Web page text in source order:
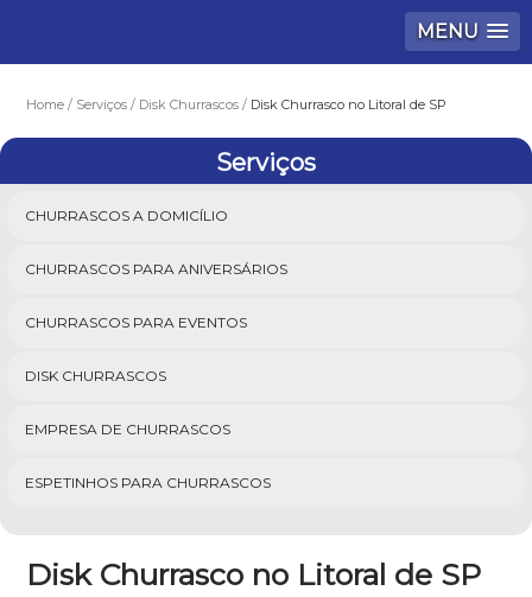
MENU
Home Serviços Disk Churrascos Disk Churrasco no Litoral de SP
Serviços
CHURRASCOS A DOMICÍLIO
CHURRASCOS PARA ANIVERSÁRIOS
CHURRASCOS PARA EVENTOS
DISK CHURRASCOS
EMPRESA DE CHURRASCOS
ESPETINHOS PARA CHURRASCOS
Disk Churrasco no Litoral de SP